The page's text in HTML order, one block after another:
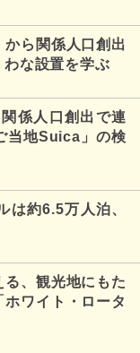
ら関係人口創出
な設置を学ぶ
係人口創出で連
当地Suica」の検
は約6.5万人泊、
る、観光地にもた
ワイト・ロータ